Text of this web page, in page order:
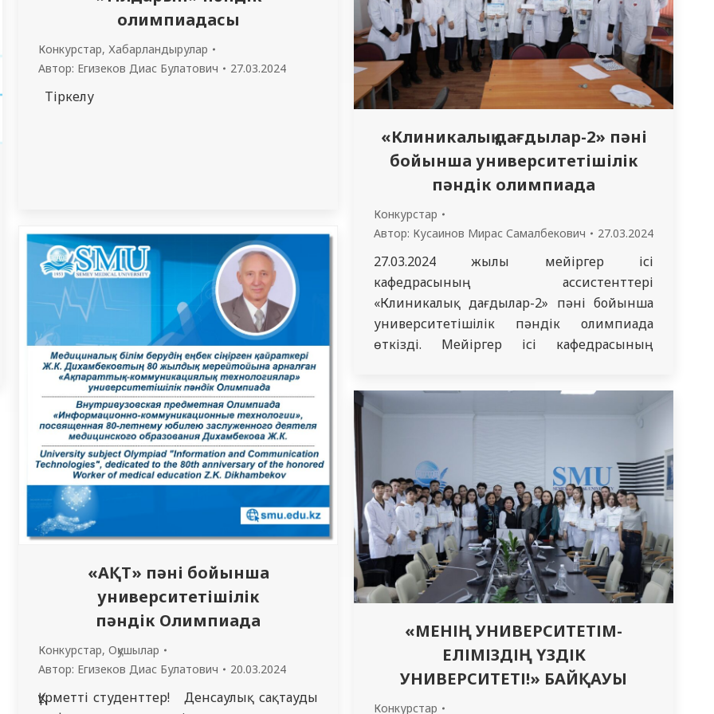
олимпиадасы
Конкурстар, Хабарландырулар
Автор: Егизеков Диас Булатович 27.03.2024
Тіркелу
«Клиникалық дағдылар-2» пәні
бойынша университетішілік
пәндік олимпиада
Конкурстар
Автор: Кусаинов Мирас Самалбекович 27.03.2024
27.03.2024 жылы мейіргер ісі
кафедрасының ассистенттері
«Клиникалық дағдылар-2» пәні бойынша
университетішілік пәндік олимпиада
өткізді. Мейіргер ісі кафедрасының
құттықтады. Олимпиадаға 2314, 2325, 2312
белсенді қатысты. Олимпиада үш
кезеңнен тұрды: 1-кезең Quiz сұрақтар; 2-
кезең ситуациялық жағдайларды талдау
және практикалық…
«АҚТ» пәні бойынша
университетішілік
пәндік Олимпиада
Конкурстар, Оқушылар
Автор: Егизеков Диас Булатович 20.03.2024
Құрметті студенттер! Денсаулық сақтауды
«МЕНІҢ УНИВЕРСИТЕТІМ-
ЕЛІМІЗДІҢ ҮЗДІК
УНИВЕРСИТЕТІ!» БАЙҚАУЫ
Конкурстар